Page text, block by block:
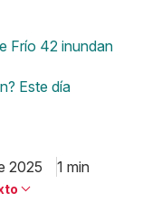
Frío 42 inundan
Este día
2025 1 min